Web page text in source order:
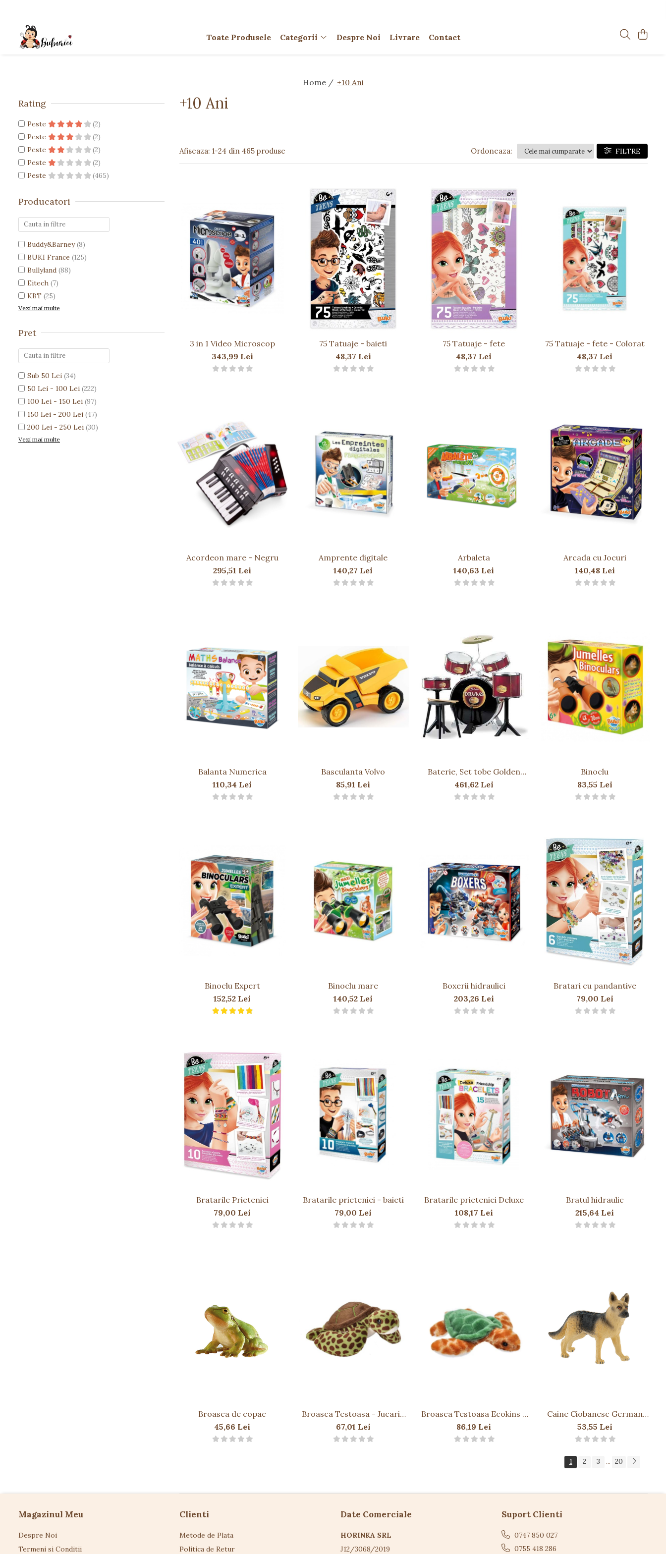
Categorii
Accesorii
Bucătărie
Pluș
Muzicale
Diverse
Păpuși
0-1 Ani
2-4 Ani
5-7 Ani
8-10 Ani
Toate Produsele Categorii Despre Noi Livrare Contact
Home / +10 Ani
+10 Ani
Rating
Peste
(2)
Peste
(2)
Peste
(2)
Peste
(2)
Peste
(465)
Producatori
Buddy&Barney (8)
BUKI France (125)
Bullyland (88)
Eitech (7)
KBT (25)
Vezi mai multe
Pret
Sub 50 Lei (34)
50 Lei - 100 Lei (222)
100 Lei - 150 Lei (97)
150 Lei - 200 Lei (47)
200 Lei - 250 Lei (30)
Vezi mai multe
Afiseaza: 1-24 din 465 produse FILTRE
Ordoneaza:
3 in 1 Video Microscop
343,99 Lei
75 Tatuaje - baieti
48,37 Lei
75 Tatuaje - fete
48,37 Lei
75 Tatuaje - fete - Colorat
48,37 Lei
Acordeon mare - Negru
295,51 Lei
Amprente digitale
140,27 Lei
Arbaleta
140,63 Lei
Arcada cu Jocuri
140,48 Lei
Balanta Numerica
110,34 Lei
Basculanta Volvo
85,91 Lei
Baterie, Set tobe Golden
Drums
461,62 Lei
Binoclu
83,55 Lei
Binoclu Expert
152,52 Lei
Binoclu mare
140,52 Lei
Boxerii hidraulici
203,26 Lei
Bratari cu pandantive
79,00 Lei
Bratarile Prieteniei
79,00 Lei
Bratarile prieteniei - baieti
79,00 Lei
Bratarile prieteniei Deluxe
108,17 Lei
Bratul hidraulic
215,64 Lei
Broasca de copac
45,66 Lei
Broasca Testoasa - Jucarie
Plus Wild Republic 13 cm
67,01 Lei
Broasca Testoasa Ecokins -
Jucarie Plus Wild Republic 20
cm
86,19 Lei
Caine Ciobanesc German
Rex
53,55 Lei
1 2 3 ... 20
Magazinul Meu
Despre Noi
Termeni si Conditii
Clienti
Metode de Plata
Politica de Retur
Date Comerciale
HORINKA SRL
J12/3068/2019
Suport Clienti
0747 850 027
0755 418 286